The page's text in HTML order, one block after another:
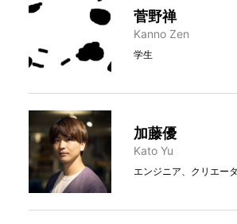
菅野禅
Kanno Zen
学生
加藤優
Kato Yu
エンジニア、クリエー